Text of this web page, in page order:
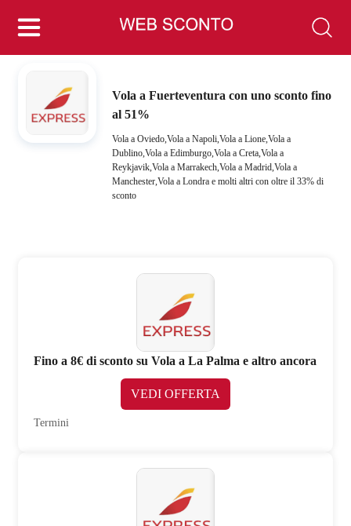
Vola a Fuerteventura con uno sconto fino
al 51%
Vola a Oviedo,Vola a Napoli,Vola a Lione,Vola a
Dublino,Vola a Edimburgo,Vola a Creta,Vola a
Reykjavik,Vola a Marrakech,Vola a Madrid,Vola a
Manchester,Vola a Londra e molti altri con oltre il 33% di
sconto
Fino a 8€ di sconto su Vola a La Palma e altro ancora
VEDI OFFERTA
Termini